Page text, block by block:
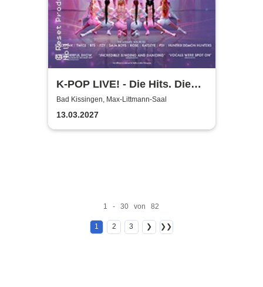
K-POP LIVE! - Die Hits. Die
Moves. Die Show.
Bad Kissingen, Max-Littmann-Saal
13.03.2027
1 - 30 von 82
1 2 3 ❯ ❯❯